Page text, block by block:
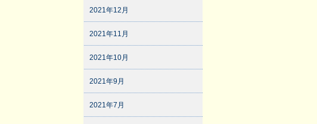
2021年12月
2021年11月
2021年10月
2021年9月
2021年7月